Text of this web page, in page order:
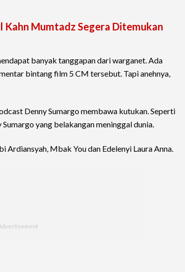
Kahn Mumtadz Segera Ditemukan
banyak tanggapan dari warganet. Ada
bintang film 5 CM tersebut. Tapi anehnya,
Denny Sumargo membawa kutukan. Seperti
yang belakangan meninggal dunia.
Ardiansyah, Mbak You dan Edelenyi Laura Anna.